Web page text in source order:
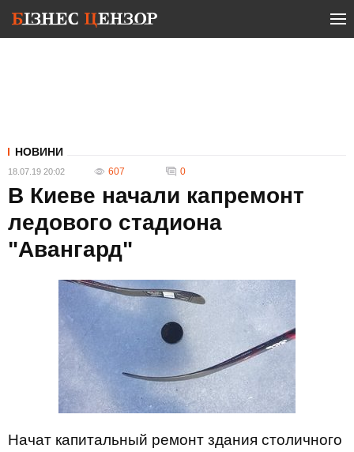
НОВИНИ
18.07.19 20:02 607 0
В Киеве начали капремонт
ледового стадиона
"Авангард"
Начат капитальный ремонт здания столичного